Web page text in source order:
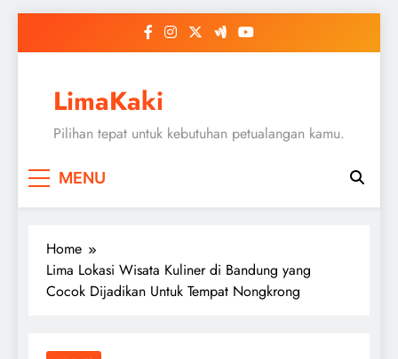
LimaKaki
Pilihan tepat untuk kebutuhan petualangan kamu.
MENU
Home
Lima Lokasi Wisata Kuliner di Bandung yang
Cocok Dijadikan Untuk Tempat Nongkrong